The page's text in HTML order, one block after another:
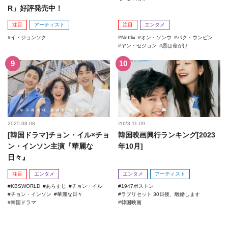
R」好評発売中！
注目 アーティスト
イ・ジョンソク
注目 エンタメ
Netflix オン・ソンウ
パク・ウンビン
ヤン・セジョン
恋は命がけ
2025.08.08
[韓国ドラマ]チョン・イル×チョ
ン・インソン主演『華麗な
日々』
注目 エンタメ
KBSWORLD あらすじ
チョン・イル
チョン・インソン
華麗な日々
韓国ドラマ
2023.11.09
韓国映画興行ランキング[2023
年10月]
エンタメ アーティスト
1947ボストン
ラブリセット 30日後、離婚します
韓国映画